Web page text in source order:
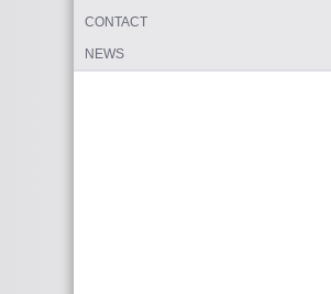
CONTACT
NEWS